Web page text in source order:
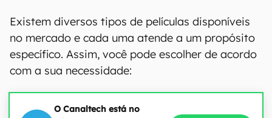
Existem diversos tipos de películas disponíveis
no mercado e cada uma atende a um propósito
específico. Assim, você pode escolher de acordo
com a sua necessidade:
O Canaltech está no